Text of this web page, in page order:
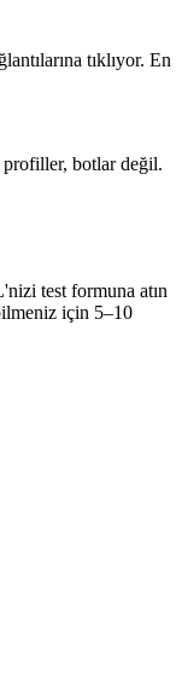
tıklıyor. En
botlar değil.
test formuna atın
için 5–10